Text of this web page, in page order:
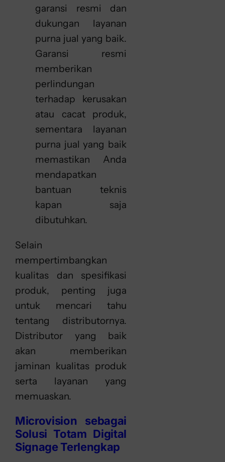
garansi resmi dan
dukungan layanan
purna jual yang baik.
Garansi resmi
memberikan
perlindungan
terhadap kerusakan
atau cacat produk,
sementara layanan
purna jual yang baik
memastikan Anda
mendapatkan
bantuan teknis
kapan saja
dibutuhkan.
Selain
mempertimbangkan
kualitas dan spesifikasi
produk, penting juga
untuk mencari tahu
tentang distributornya.
Distributor yang baik
akan memberikan
jaminan kualitas produk
serta layanan yang
memuaskan.
Microvision sebagai
Solusi Totam Digital
Signage Terlengkap